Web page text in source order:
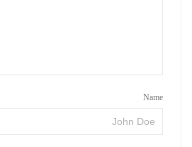
Name